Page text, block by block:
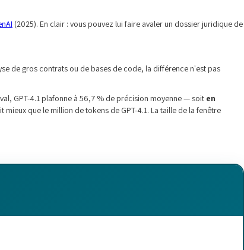
(2025). En clair : vous pouvez lui faire avaler un dossier juridique de
de gros contrats ou de bases de code, la différence n'est pas
GPT-4.1 plafonne à 56,7 % de précision moyenne — soit en
que le million de tokens de GPT-4.1. La taille de la fenêtre